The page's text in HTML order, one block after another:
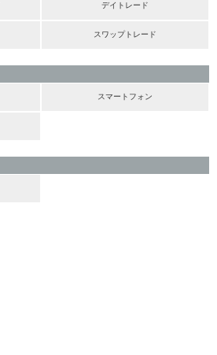
デイトレード
スワップトレード
スマートフォン